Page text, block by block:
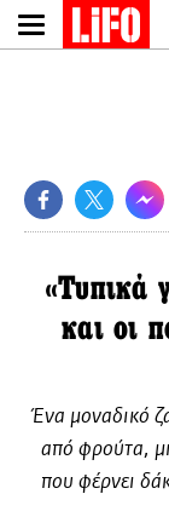
Παράκαμψη
προς
«Τυπικά
και οι
Ένα μοναδικό
από φρούτα,
που φέρνει